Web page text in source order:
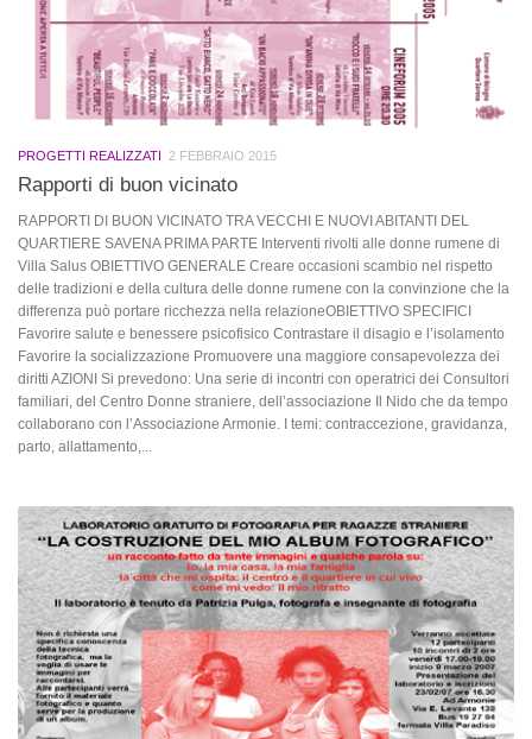
PROGETTI REALIZZATI 2 FEBBRAIO 2015
Rapporti di buon vicinato
RAPPORTI DI BUON VICINATO TRA VECCHI E NUOVI ABITANTI DEL
QUARTIERE SAVENA PRIMA PARTE Interventi rivolti alle donne rumene di
Villa Salus OBIETTIVO GENERALE Creare occasioni scambio nel rispetto
delle tradizioni e della cultura delle donne rumene con la convinzione che la
differenza può portare ricchezza nella relazioneOBIETTIVO SPECIFICI
Favorire salute e benessere psicofisico Contrastare il disagio e l’isolamento
Favorire la socializzazione Promuovere una maggiore consapevolezza dei
diritti AZIONI Si prevedono: Una serie di incontri con operatrici dei Consultori
familiari, del Centro Donne straniere, dell’associazione Il Nido che da tempo
collaborano con l’Associazione Armonie. I temi: contraccezione, gravidanza,
parto, allattamento,...